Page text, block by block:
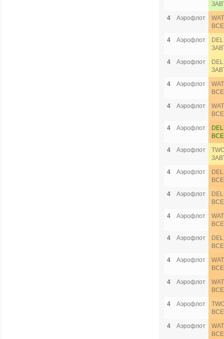
4
Аэрофлот
4
Аэрофлот
4
Аэрофлот
4
Аэрофлот
4
Аэрофлот
4
Аэрофлот
4
Аэрофлот
4
Аэрофлот
4
Аэрофлот
4
Аэрофлот
4
Аэрофлот
4
Аэрофлот
4
Аэрофлот
4
Аэрофлот
4
Аэрофлот